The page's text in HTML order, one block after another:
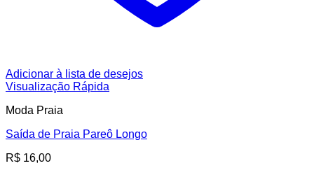
Adicionar à lista de desejos
Visualização Rápida
Moda Praia
Saída de Praia Pareô Longo
R$ 16,00